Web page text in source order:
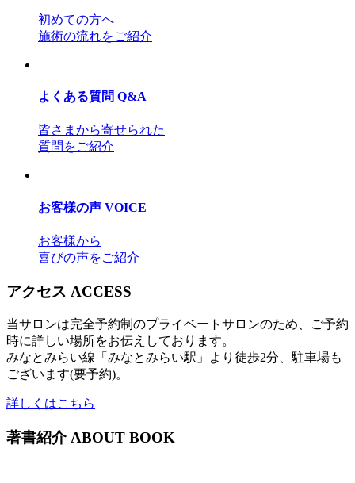
初めての方へ
施術の流れをご紹介
よくある質問 Q&A
皆さまから寄せられた
質問をご紹介
お客様の声 VOICE
お客様から
喜びの声をご紹介
アクセス ACCESS
当サロンは完全予約制のプライベートサロンのため、ご予約
時に詳しい場所をお伝えしております。
みなとみらい線「みなとみらい駅」より徒歩2分、駐車場も
ございます(要予約)。
詳しくはこちら
著書紹介 ABOUT BOOK